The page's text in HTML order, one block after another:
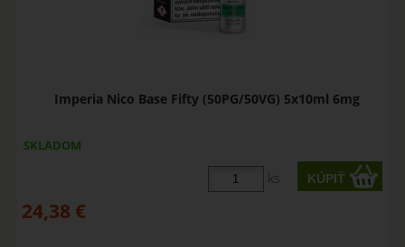
Imperia Nico Base Fifty (50PG/50VG) 5x10ml 6mg
SKLADOM
ks
24,38 €